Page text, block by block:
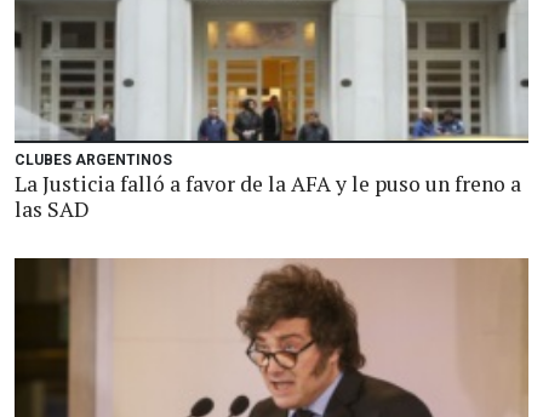
CLUBES ARGENTINOS
La Justicia falló a favor de la AFA y le puso un freno a
las SAD